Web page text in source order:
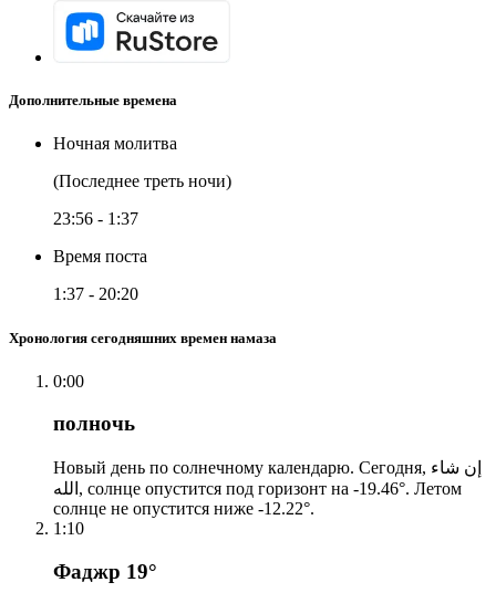
Дополнительные времена
Ночная молитва
(Последнее треть ночи)
23:56 - 1:37
Время поста
1:37 - 20:20
Хронология сегодняшних времен намаза
0:00
полночь
Новый день по солнечному календарю. Сегодня, إن شاء
الله, солнце опустится под горизонт на -19.46°. Летом
солнце не опустится ниже -12.22°.
1:10
Фаджр 19°